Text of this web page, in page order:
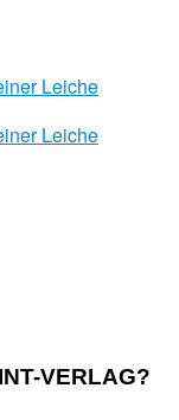
Leiche
Leiche
VERLAG?